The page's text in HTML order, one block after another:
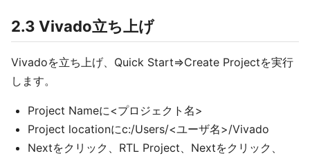
2.3 Vivado立ち上げ
Vivadoを立ち上げ、Quick Start⇒Create Projectを実行
します。
Project Nameに<プロジェクト名>
Project locationにc:/Users/<ユーザ名>/Vivado
Nextをクリック、RTL Project、Nextをクリック、